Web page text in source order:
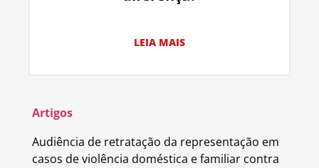
LEIA MAIS
Artigos
Audiência de retratação da representação em
casos de violência doméstica e familiar contra